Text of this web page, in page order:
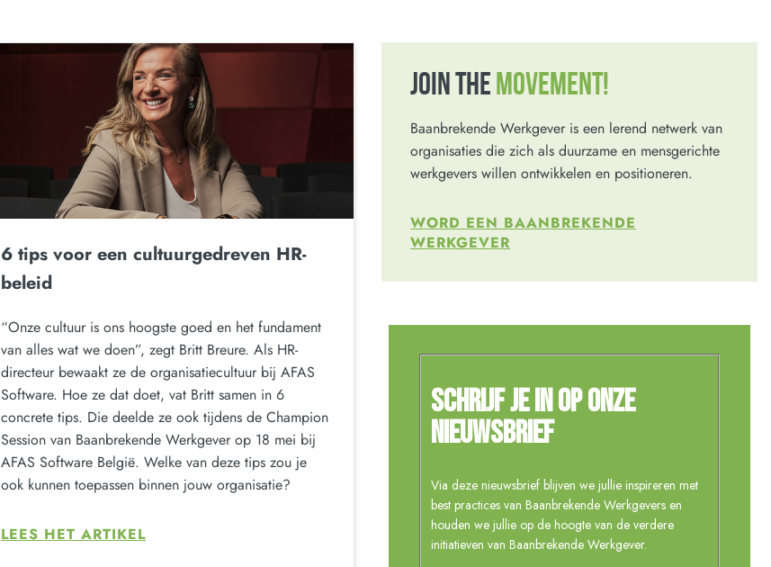
6 tips voor een cultuurgedreven HR-
beleid
“Onze cultuur is ons hoogste goed en het fundament
van alles wat we doen”, zegt Britt Breure. Als HR-
directeur bewaakt ze de organisatiecultuur bij AFAS
Software. Hoe ze dat doet, vat Britt samen in 6
concrete tips. Die deelde ze ook tijdens de Champion
Session van Baanbrekende Werkgever op 18 mei bij
AFAS Software België. Welke van deze tips zou je
ook kunnen toepassen binnen jouw organisatie?
LEES HET ARTIKEL
JOIN THE MOVEMENT!
Baanbrekende Werkgever is een lerend netwerk van
organisaties die zich als duurzame en mensgerichte
werkgevers willen ontwikkelen en positioneren.
WORD EEN BAANBREKENDE
WERKGEVER